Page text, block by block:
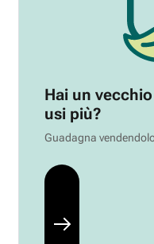
Hai un
usi più?
Guadagna